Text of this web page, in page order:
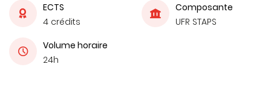
ECTS
4 crédits
Composante
UFR STAPS
Volume horaire
24h